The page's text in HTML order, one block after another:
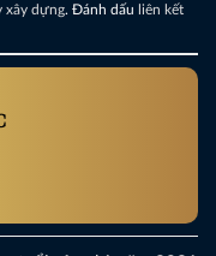
xây dựng. Đánh dấu liên kết